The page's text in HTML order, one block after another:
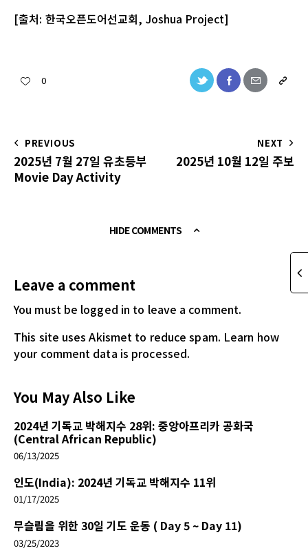
[출처: 한국오픈도어선교회, Joshua Project]
0
PREVIOUS
2025년 7월 27일 유초등부
Movie Day Activity
NEXT
2025년 10월 12일 주보
HIDE COMMENTS
Leave a comment
You must be logged in to leave a comment.
This site uses Akismet to reduce spam. Learn how
your comment data is processed.
You May Also Like
2024년 기독교 박해지수 28위: 중앙아프리카 공화국
(Central African Republic)
06/13/2025
인도(India): 2024년 기독교 박해지수 11위
01/17/2025
무슬림을 위한 30일 기도 운동 ( Day 5 ~ Day 11)
03/25/2023